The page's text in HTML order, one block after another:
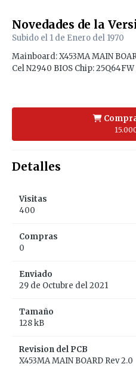
Novedades de la
Subido el 1 de Enero del 1970
Mainboard: X453MA MAIN
Cel N2940 BIOS Chip:
Detalles
Visitas
400
Compras
0
Enviado
29 de Octubre del 2021
Tamaño
128 kB
Revision del PCB
X453MA MAIN BOARD Rev 2.0